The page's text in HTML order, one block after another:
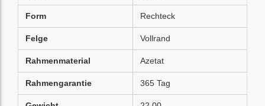
Form Rechteck
Felge Vollrand
Rahmenmaterial Azetat
Rahmengarantie 365 Tag